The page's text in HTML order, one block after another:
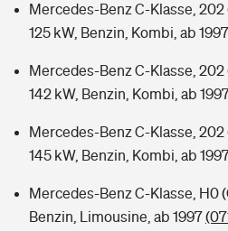
Mercedes-Benz C-Klasse, 202
125 kW, Benzin, Kombi, ab 1997
Mercedes-Benz C-Klasse, 202
142 kW, Benzin, Kombi, ab
Mercedes-Benz C-Klasse, 202
145 kW, Benzin, Kombi, ab
Mercedes-Benz C-Klasse, H0
Benzin, Limousine, ab 1997